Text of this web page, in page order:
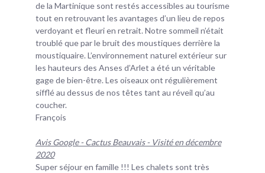
de la Martinique sont restés accessibles au tourisme
tout en retrouvant les avantages d’un lieu de repos
verdoyant et fleuri en retrait. Notre sommeil n’était
troublé que par le bruit des moustiques derrière la
moustiquaire. L’environnement naturel extérieur sur
les hauteurs des Anses d’Arlet a été un véritable
gage de bien-être. Les oiseaux ont régulièrement
sifflé au dessus de nos têtes tant au réveil qu’au
coucher.
François
Avis Google - Cactus Beauvais - Visité en décembre
2020
Super séjour en famille !!! Les chalets sont très